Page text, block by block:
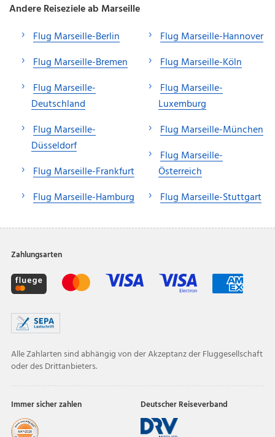
Andere Reiseziele ab Marseille
Flug Marseille-Berlin
Flug Marseille-Bremen
Flug Marseille-
Deutschland
Flug Marseille-
Düsseldorf
Flug Marseille-Frankfurt
Flug Marseille-Hamburg
Flug Marseille-Hannover
Flug Marseille-Köln
Flug Marseille-
Luxemburg
Flug Marseille-München
Flug Marseille-
Österreich
Flug Marseille-Stuttgart